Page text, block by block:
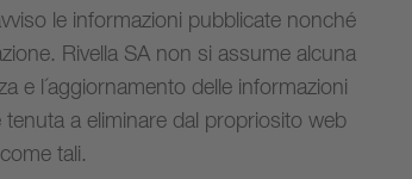
le informazioni pubblicate nonché
Rivella SA non si assume alcuna
e l´aggiornamento delle informazioni
a eliminare dal propriosito web
tali.